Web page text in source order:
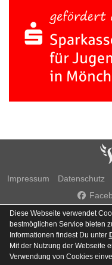
Impressum Datenschutz
Diese Webseite verwendet
bestmöglichen Service bieten
Informationen findest Du unter
Mit der Nutzung der Webseite
Verwendung von Cookies